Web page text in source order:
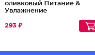
оливковый Питание &
Увлажнение
293 ₽